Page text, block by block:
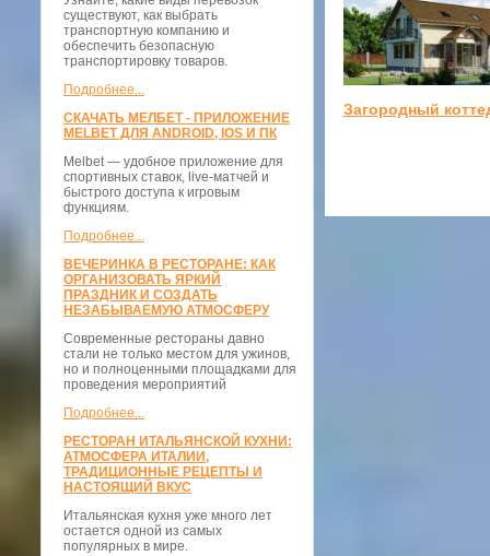
существуют, как выбрать
транспортную компанию и
обеспечить безопасную
транспортировку товаров.
Подробнее...
СКАЧАТЬ МЕЛБЕТ - ПРИЛОЖЕНИЕ
MELBET ДЛЯ ANDROID, IOS И ПК
Melbet — удобное приложение для
спортивных ставок, live-матчей и
быстрого доступа к игровым
функциям.
Подробнее...
ВЕЧЕРИНКА В РЕСТОРАНЕ: КАК
ОРГАНИЗОВАТЬ ЯРКИЙ
ПРАЗДНИК И СОЗДАТЬ
НЕЗАБЫВАЕМУЮ АТМОСФЕРУ
Современные рестораны давно
стали не только местом для ужинов,
но и полноценными площадками для
проведения мероприятий
Подробнее...
РЕСТОРАН ИТАЛЬЯНСКОЙ КУХНИ:
АТМОСФЕРА ИТАЛИИ,
ТРАДИЦИОННЫЕ РЕЦЕПТЫ И
НАСТОЯЩИЙ ВКУС
Итальянская кухня уже много лет
остается одной из самых
популярных в мире.
Загородный